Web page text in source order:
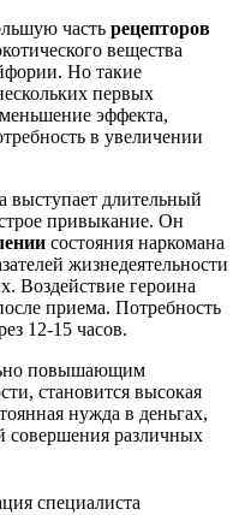
часть рецепторов
вещества
Но такие
первых
эффекта,
в увеличении
выступает длительный
привыкание. Он
состояния наркомана
жизнедеятельности
Воздействие героина
приема. Потребность
12-15 часов.
повышающим
становится высокая
нужда в деньгах,
совершения различных
специалиста